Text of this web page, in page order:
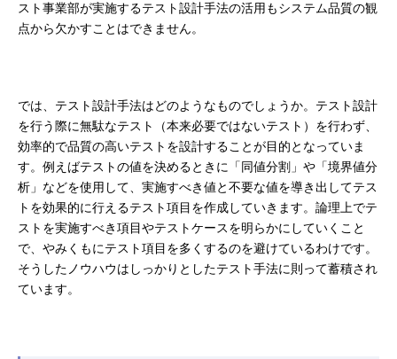
スト事業部が実施するテスト設計手法の活用もシステム品質の観
点から欠かすことはできません。
では、テスト設計手法はどのようなものでしょうか。テスト設計
を行う際に無駄なテスト（本来必要ではないテスト）を行わず、
効率的で品質の高いテストを設計することが目的となっていま
す。例えばテストの値を決めるときに「同値分割」や「境界値分
析」などを使用して、実施すべき値と不要な値を導き出してテス
トを効果的に行えるテスト項目を作成していきます。論理上でテ
ストを実施すべき項目やテストケースを明らかにしていくこと
で、やみくもにテスト項目を多くするのを避けているわけです。
そうしたノウハウはしっかりとしたテスト手法に則って蓄積され
ています。